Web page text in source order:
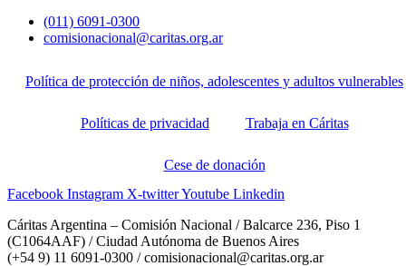
(011) 6091-0300
comisionacional@caritas.org.ar
Política de protección de niños, adolescentes y adultos vulnerables
Políticas de privacidad Trabaja en Cáritas
Cese de donación
Facebook Instagram X-twitterYoutube Linkedin
Cáritas Argentina – Comisión Nacional / Balcarce 236, Piso 1
(C1064AAF) / Ciudad Autónoma de Buenos Aires
(+54 9) 11 6091-0300 /comisionacional@caritas.org.ar